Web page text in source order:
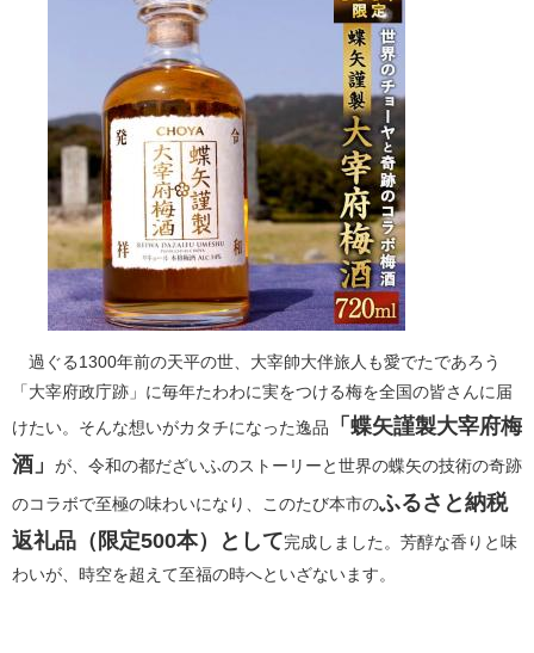
過ぐる1300年前の天平の世、大宰帥大伴旅人も愛でたであろう
「大宰府政庁跡」に毎年たわわに実をつける梅を全国の皆さんに届
けたい。そんな想いがカタチになった逸品
「蝶矢謹製大宰府梅
酒」
が、令和の都だざいふのストーリーと世界の蝶矢の技術の奇跡
のコラボで至極の味わいになり、このたび本市のふるさと納税
返礼品（限定500本）として完成しました。芳醇な香りと味
わいが、時空を超えて至福の時へといざないます。